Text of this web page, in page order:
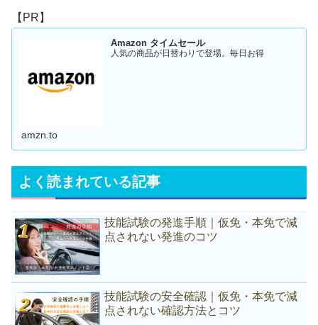
【PR】
Amazon タイムセール
人気の商品が日替わりで登場。毎日お得
amzn.to
よく読まれている記事
技能試験の発進手順｜仮免・本免で減
点されない発進のコツ
技能試験の安全確認｜仮免・本免で減
点されない確認方法とコツ